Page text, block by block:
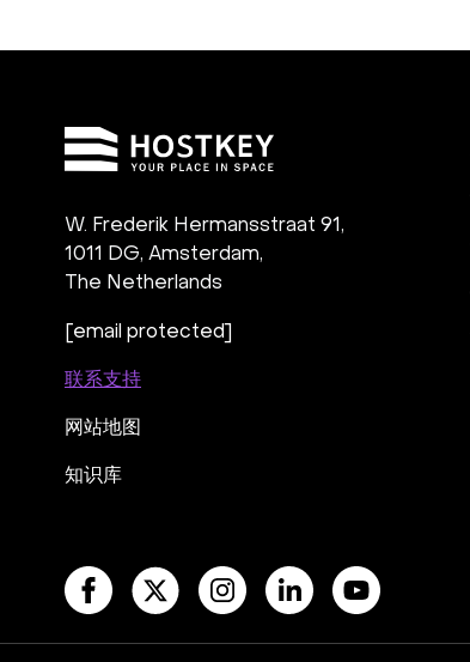
W. Frederik Hermansstraat 91,
1011 DG, Amsterdam,
The Netherlands
[email protected]
联系支持
网站地图
知识库